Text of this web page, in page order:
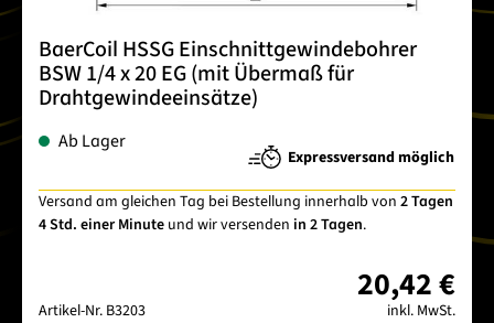
BaerCoil HSSG Einschnittgewindebohrer
BSW 1/4 x 20 EG (mit Übermaß für
Drahtgewindeeinsätze)
Ab Lager
Expressversand möglich
Versand am gleichen Tag bei Bestellung innerhalb von 2 Tagen
4 Std. einer Minute und wir versenden in 2 Tagen.
Artikel-Nr. B3203
20,42 €
inkl. MwSt.